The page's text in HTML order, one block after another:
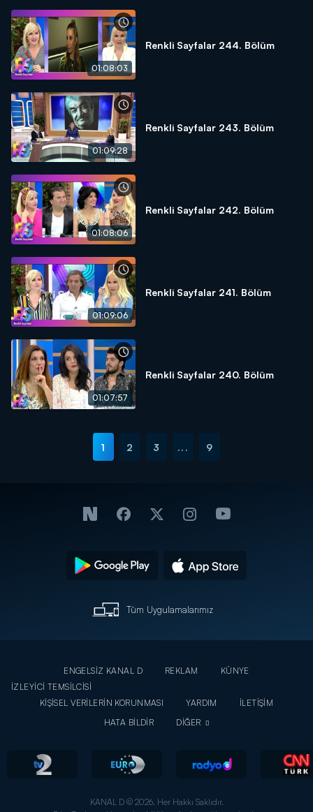
01:08:03
Renkli Sayfalar 244. Bölüm
01:09:28
Renkli Sayfalar 243. Bölüm
01:08:06
Renkli Sayfalar 242. Bölüm
01:09:06
Renkli Sayfalar 241. Bölüm
01:07:57
Renkli Sayfalar 240. Bölüm
1 2 3 ... 9
Tüm Uygulamalarımız
ENGELSİZ KANAL D REKLAM
KÜNYE
İZLEYİCİ TEMSİLCİSİ
KİŞİSEL VERİLERİN KORUNMASI
YARDIM
İLETİŞİM
HATA BİLDİR
DİĞER
KANAL D © 2026. Her Hakkı Saklıdır.